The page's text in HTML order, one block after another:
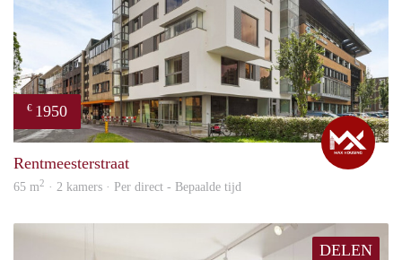
€ 1950
Max
Rentmeesterstraat
65 m2 · 2 kamers · Per direct - Bepaalde tijd
DELEN